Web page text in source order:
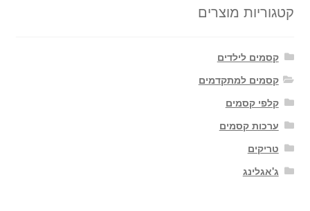
קטגוריות מוצרים
קסמים לילדים
קסמים למתקדמים
קלפי קסמים
ערכות קסמים
טריקים
ג'אגלינג